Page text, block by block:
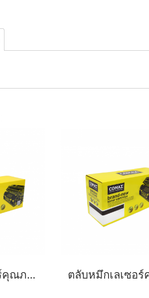
ตลับหมึกเลเซอร์คุณภาพสูงสำหรับ SAMSUNG รุ่น MLT-D101S